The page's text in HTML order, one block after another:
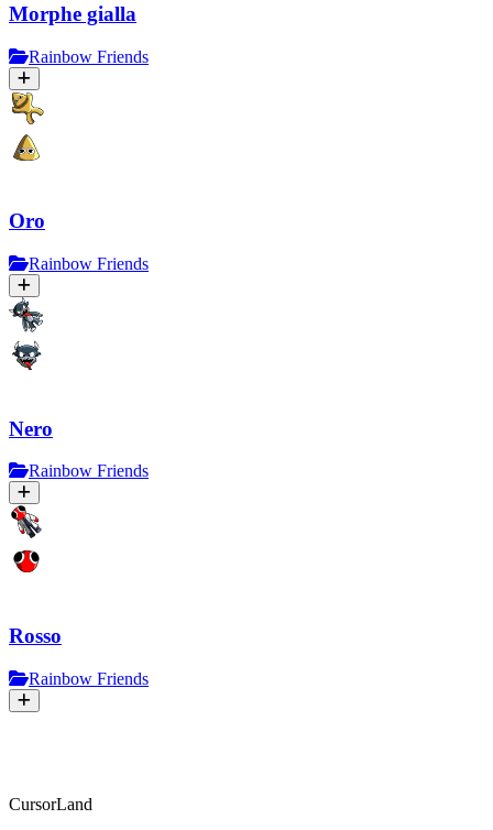
Morphe gialla
Rainbow Friends
Oro
Rainbow Friends
Nero
Rainbow Friends
Rosso
Rainbow Friends
CursorLand